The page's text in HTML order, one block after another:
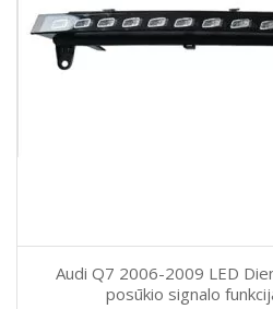
Audi Q7 2006-2009 LED
posūkio signalo